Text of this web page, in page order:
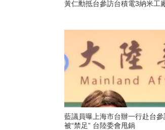
黃仁勳抵台參訪台積電3納米工
藍議員曝上海市台辦一行赴台參
被“禁足” 台陸委會甩鍋